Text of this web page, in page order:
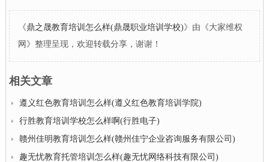
《鼎之晟教育培训怎么样(鼎晟职业培训学校)》由《大家维权
网》整理呈现，欢迎转载分享，谢谢！
相关文章
遵义红色教育培训怎么样(遵义红色教育培训学院)
行胜教育培训学校怎么样啊(行胜电子)
赣州佳明教育培训怎么样(赣州佳宁企业咨询服务有限公司)
趣无忧教育托管培训怎么样(趣无忧网络科技有限公司)